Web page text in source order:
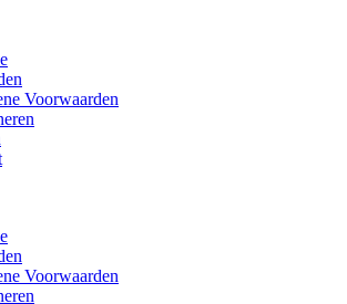
Voorwaarden
Voorwaarden